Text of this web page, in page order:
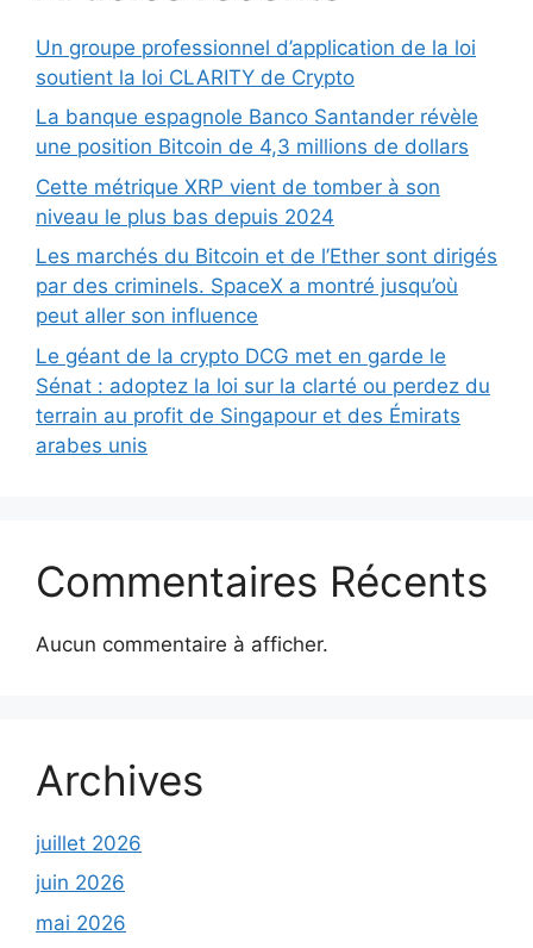
Un groupe professionnel d’application de la loi
soutient la loi CLARITY de Crypto
La banque espagnole Banco Santander révèle
une position Bitcoin de 4,3 millions de dollars
Cette métrique XRP vient de tomber à son
niveau le plus bas depuis 2024
Les marchés du Bitcoin et de l’Ether sont dirigés
par des criminels. SpaceX a montré jusqu’où
peut aller son influence
Le géant de la crypto DCG met en garde le
Sénat : adoptez la loi sur la clarté ou perdez du
terrain au profit de Singapour et des Émirats
arabes unis
Commentaires Récents
Aucun commentaire à afficher.
Archives
juillet 2026
juin 2026
mai 2026